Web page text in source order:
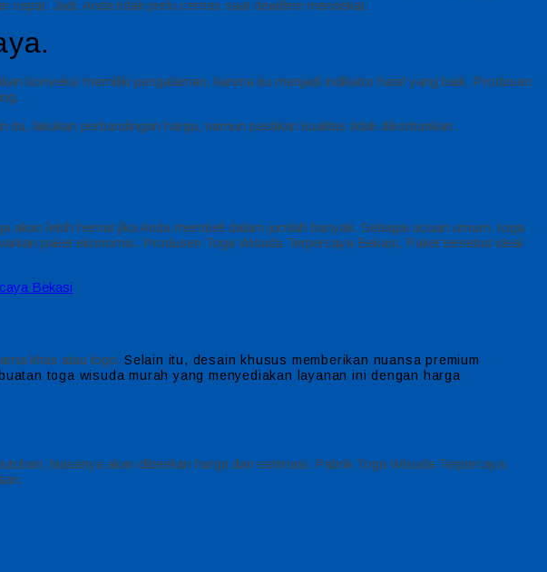
Jadi, Anda tidak perlu cemas saat deadline mendekat.
konveksi memiliki pengalaman, karena itu menjadi indikator hasil yang baik. Produsen
lakukan perbandingan harga, namun pastikan kualitas tidak dikorbankan.
lebih hemat jika Anda membeli dalam jumlah banyak. Sebagai acuan umum, toga
paket ekonomis. Produsen Toga Wisuda Terpercaya Bekasi, Paket tersebut ideal
khas atau logo. Selain itu, desain khusus memberikan nuansa premium
toga wisuda murah yang menyediakan layanan ini dengan harga
biasanya akan diberikan harga dan estimasi. Pabrik Toga Wisuda Terpercaya